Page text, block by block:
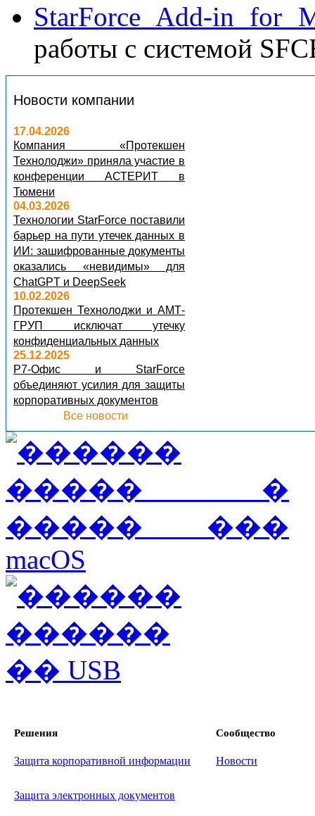
StarForce Add-in for
работы с системой
Новости компании
17.04.2026
Компания «Протекшен
Технолоджи» приняла участие в
конференции АСТЕРИТ в
Тюмени
04.03.2026
Технологии StarForce поставили
барьер на пути утечек данных в
ИИ: зашифрованные документы
оказались «невидимы» для
ChatGPT и DeepSeek
10.02.2026
Протекшен Технолоджи и АМТ-
ГРУП исключат утечку
конфиденциальных данных
25.12.2025
Р7-Офис и StarForce
объединяют усилия для защиты
корпоративных документов
Все новости
Решения Сообщество
Защита корпоративной информации Новости
Защита электронных документов